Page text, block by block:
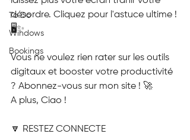
To Do
Windows
Bookings
désordre. Cliquez pour l'astuce ultime !
🖥️✨
Vous ne voulez rien rater sur les outils
digitaux et booster votre productivité
? Abonnez-vous sur mon site ! 🚀
A plus, Ciao !
🔽 RESTEZ CONNECTE